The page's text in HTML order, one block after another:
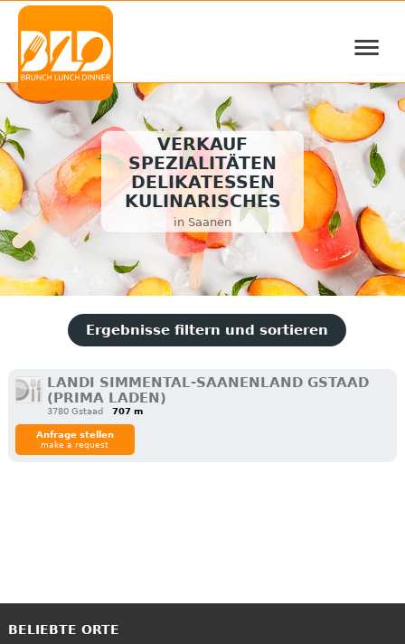
≡
VERKAUF
SPEZIALITÄTEN
DELIKATESSEN
KULINARISCHES
in Saanen
Ergebnisse filtern und sortieren
LANDI SIMMENTAL-SAANENLAND GSTAAD
(PRIMA LADEN)
3780 Gstaad 707 m
Anfrage stellen
make a request
BELIEBTE ORTE